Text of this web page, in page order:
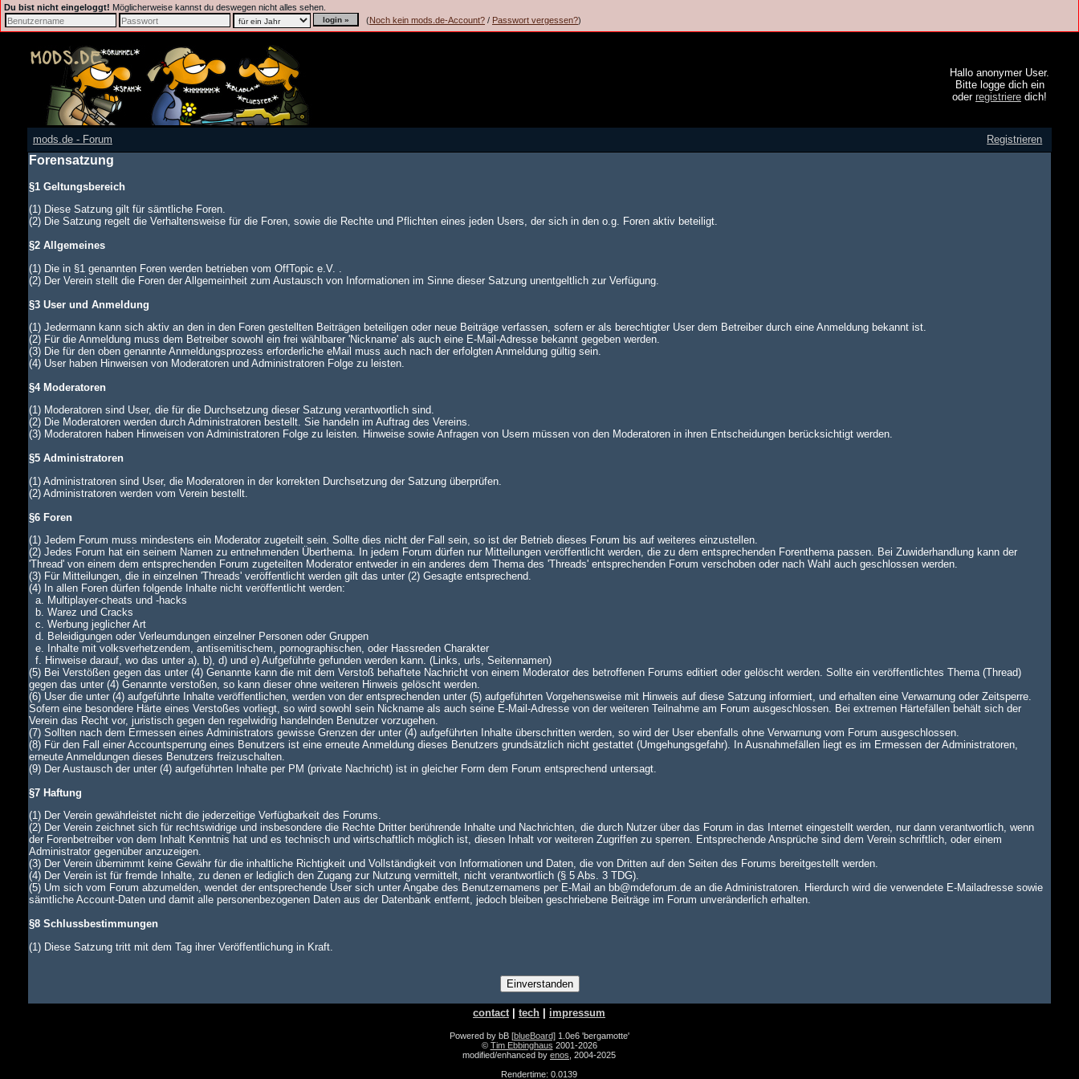
Du bist nicht eingeloggt! Möglicherweise kannst du deswegen nicht alles sehen.
(Noch kein mods.de-Account? / Passwort vergessen?)
Hallo anonymer User.
Bitte logge dich ein
oder registriere dich!
mods.de - Forum Registrieren
Forensatzung
§1 Geltungsbereich
(1) Diese Satzung gilt für sämtliche Foren.
(2) Die Satzung regelt die Verhaltensweise für die Foren, sowie die Rechte und Pflichten eines jeden Users, der sich in den o.g. Foren aktiv beteiligt.
§2 Allgemeines
(1) Die in §1 genannten Foren werden betrieben vom OffTopic e.V. .
(2) Der Verein stellt die Foren der Allgemeinheit zum Austausch von Informationen im Sinne dieser Satzung unentgeltlich zur Verfügung.
§3 User und Anmeldung
(1) Jedermann kann sich aktiv an den in den Foren gestellten Beiträgen beteiligen oder neue Beiträge verfassen, sofern er als berechtigter User dem Betreiber durch eine Anmeldung bekannt ist.
(2) Für die Anmeldung muss dem Betreiber sowohl ein frei wählbarer 'Nickname' als auch eine E-Mail-Adresse bekannt gegeben werden.
(3) Die für den oben genannte Anmeldungsprozess erforderliche eMail muss auch nach der erfolgten Anmeldung gültig sein.
(4) User haben Hinweisen von Moderatoren und Administratoren Folge zu leisten.
§4 Moderatoren
(1) Moderatoren sind User, die für die Durchsetzung dieser Satzung verantwortlich sind.
(2) Die Moderatoren werden durch Administratoren bestellt. Sie handeln im Auftrag des Vereins.
(3) Moderatoren haben Hinweisen von Administratoren Folge zu leisten. Hinweise sowie Anfragen von Usern müssen von den Moderatoren in ihren Entscheidungen berücksichtigt werden.
§5 Administratoren
(1) Administratoren sind User, die Moderatoren in der korrekten Durchsetzung der Satzung überprüfen.
(2) Administratoren werden vom Verein bestellt.
§6 Foren
(1) Jedem Forum muss mindestens ein Moderator zugeteilt sein. Sollte dies nicht der Fall sein, so ist der Betrieb dieses Forum bis auf weiteres einzustellen.
(2) Jedes Forum hat ein seinem Namen zu entnehmenden Überthema. In jedem Forum dürfen nur Mitteilungen veröffentlicht werden, die zu dem entsprechenden Forenthema passen. Bei Zuwiderhandlung kann der
'Thread' von einem dem entsprechenden Forum zugeteilten Moderator entweder in ein anderes dem Thema des 'Threads' entsprechenden Forum verschoben oder nach Wahl auch geschlossen werden.
(3) Für Mitteilungen, die in einzelnen 'Threads' veröffentlicht werden gilt das unter (2) Gesagte entsprechend.
(4) In allen Foren dürfen folgende Inhalte nicht veröffentlicht werden:
a. Multiplayer-cheats und -hacks
b. Warez und Cracks
c. Werbung jeglicher Art
d. Beleidigungen oder Verleumdungen einzelner Personen oder Gruppen
e. Inhalte mit volksverhetzendem, antisemitischem, pornographischen, oder Hassreden Charakter
f. Hinweise darauf, wo das unter a), b), d) und e) Aufgeführte gefunden werden kann. (Links, urls, Seitennamen)
(5) Bei Verstößen gegen das unter (4) Genannte kann die mit dem Verstoß behaftete Nachricht von einem Moderator des betroffenen Forums editiert oder gelöscht werden. Sollte ein veröffentlichtes Thema (Thread)
gegen das unter (4) Genannte verstoßen, so kann dieser ohne weiteren Hinweis gelöscht werden.
(6) User die unter (4) aufgeführte Inhalte veröffentlichen, werden von der entsprechenden unter (5) aufgeführten Vorgehensweise mit Hinweis auf diese Satzung informiert, und erhalten eine Verwarnung oder Zeitsperre.
Sofern eine besondere Härte eines Verstoßes vorliegt, so wird sowohl sein Nickname als auch seine E-Mail-Adresse von der weiteren Teilnahme am Forum ausgeschlossen. Bei extremen Härtefällen behält sich der
Verein das Recht vor, juristisch gegen den regelwidrig handelnden Benutzer vorzugehen.
(7) Sollten nach dem Ermessen eines Administrators gewisse Grenzen der unter (4) aufgeführten Inhalte überschritten werden, so wird der User ebenfalls ohne Verwarnung vom Forum ausgeschlossen.
(8) Für den Fall einer Accountsperrung eines Benutzers ist eine erneute Anmeldung dieses Benutzers grundsätzlich nicht gestattet (Umgehungsgefahr). In Ausnahmefällen liegt es im Ermessen der Administratoren,
erneute Anmeldungen dieses Benutzers freizuschalten.
(9) Der Austausch der unter (4) aufgeführten Inhalte per PM (private Nachricht) ist in gleicher Form dem Forum entsprechend untersagt.
§7 Haftung
(1) Der Verein gewährleistet nicht die jederzeitige Verfügbarkeit des Forums.
(2) Der Verein zeichnet sich für rechtswidrige und insbesondere die Rechte Dritter berührende Inhalte und Nachrichten, die durch Nutzer über das Forum in das Internet eingestellt werden, nur dann verantwortlich, wenn
der Forenbetreiber von dem Inhalt Kenntnis hat und es technisch und wirtschaftlich möglich ist, diesen Inhalt vor weiteren Zugriffen zu sperren. Entsprechende Ansprüche sind dem Verein schriftlich, oder einem
Administrator gegenüber anzuzeigen.
(3) Der Verein übernimmt keine Gewähr für die inhaltliche Richtigkeit und Vollständigkeit von Informationen und Daten, die von Dritten auf den Seiten des Forums bereitgestellt werden.
(4) Der Verein ist für fremde Inhalte, zu denen er lediglich den Zugang zur Nutzung vermittelt, nicht verantwortlich (§ 5 Abs. 3 TDG).
(5) Um sich vom Forum abzumelden, wendet der entsprechende User sich unter Angabe des Benutzernamens per E-Mail an bb@mdeforum.de an die Administratoren. Hierdurch wird die verwendete E-Mailadresse sowie
sämtliche Account-Daten und damit alle personenbezogenen Daten aus der Datenbank entfernt, jedoch bleiben geschriebene Beiträge im Forum unveränderlich erhalten.
§8 Schlussbestimmungen
(1) Diese Satzung tritt mit dem Tag ihrer Veröffentlichung in Kraft.
contact| tech impressum
Powered by bB [blueBoard] 1.0e6 'bergamotte'
© Tim Ebbinghaus 2001-2026
modified/enhanced by enos , 2004-2025
Rendertime: 0.0139